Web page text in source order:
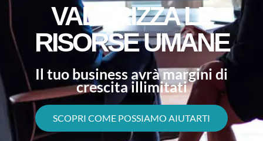
VALORIZZA LE
RISORSE UMANE
Il tuo business avrà margini di
crescita illimitati
SCOPRI COME POSSIAMO AIUTARTI